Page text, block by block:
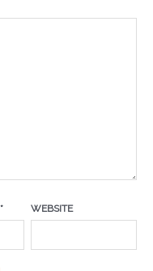
* WEBSITE